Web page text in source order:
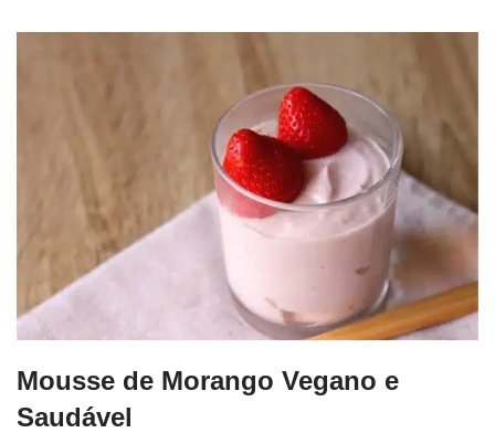
Mousse de Morango Vegano e
Saudável